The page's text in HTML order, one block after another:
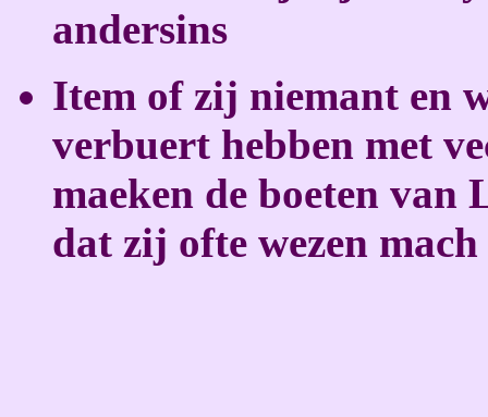
andersins
Item of zij niemant en
verbuert hebben met
maeken de boeten van
dat zij ofte wezen mach